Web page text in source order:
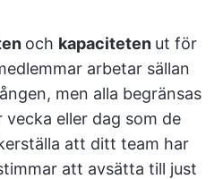
och kapaciteten ut för
arbetar sällan
men alla begränsas
eller dag som de
att ditt team har
att avsätta till just